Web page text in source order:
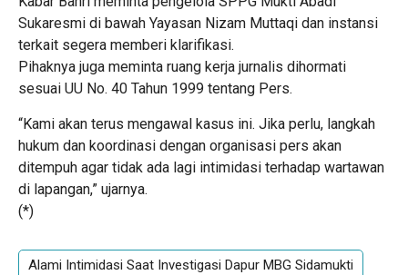
Sukaresmi di bawah Yayasan Nizam Muttaqi dan instansi
terkait segera memberi klarifikasi.
Pihaknya juga meminta ruang kerja jurnalis dihormati
sesuai UU No. 40 Tahun 1999 tentang Pers.
“Kami akan terus mengawal kasus ini. Jika perlu, langkah
hukum dan koordinasi dengan organisasi pers akan
ditempuh agar tidak ada lagi intimidasi terhadap wartawan
di lapangan,” ujarnya.
(*)
Alami Intimidasi Saat Investigasi Dapur MBG Sidamukti